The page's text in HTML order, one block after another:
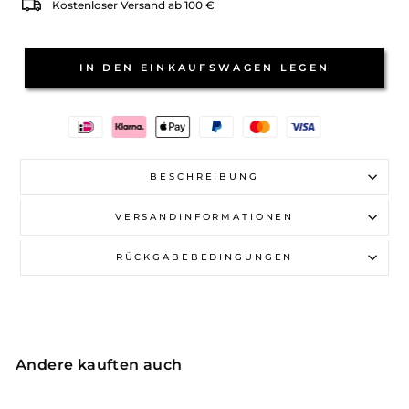
Kostenloser Versand ab 100 €
IN DEN EINKAUFSWAGEN LEGEN
BESCHREIBUNG
VERSANDINFORMATIONEN
RÜCKGABEBEDINGUNGEN
Andere kauften auch